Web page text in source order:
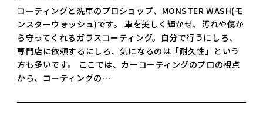
コーティングと洗車のプロショップ、MONSTER WASH(モ
ンスターウォッシュ)です。 車を美しく輝かせ、汚れや傷か
ら守ってくれるガラスコーティング。自分で行うにしろ、
専門店に依頼するにしろ、気になるのは「耐久性」という
方も多いです。 ここでは、カーコーティングのプロの視点
から、コーティングの…